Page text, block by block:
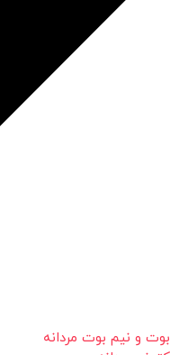
بوت و نیم بوت مردانه